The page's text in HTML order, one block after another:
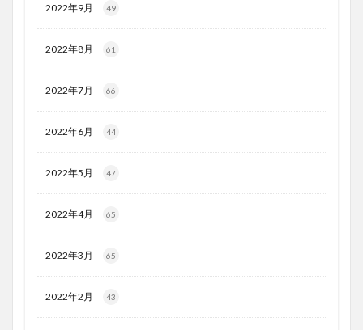
2022年9月 49
2022年8月 61
2022年7月 66
2022年6月 44
2022年5月 47
2022年4月 65
2022年3月 65
2022年2月 43